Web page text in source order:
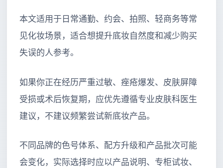
本文适用于日常通勤、约会、拍照、轻商务等常
见化妆场景，适合想提升底妆自然度和减少购买
失误的人参考。
如果你正在经历严重过敏、痤疮爆发、皮肤屏障
受损或术后恢复期，应优先遵循专业皮肤科医生
建议，不建议频繁尝试新底妆产品。
不同品牌的色号体系、配方升级和产品批次可能
会变化，实际选择时应以产品说明、专柜试妆、